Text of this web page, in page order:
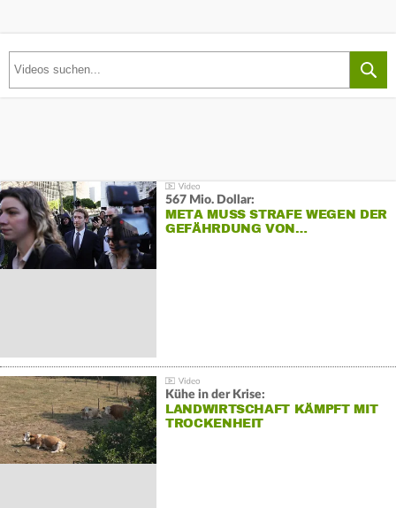
567 Mio. Dollar:
META MUSS STRAFE WEGEN DER
GEFÄHRDUNG VON…
Kühe in der Krise:
LANDWIRTSCHAFT KÄMPFT MIT
TROCKENHEIT